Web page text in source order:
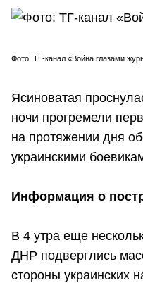
Фото: ТГ-канал «Война глазами
Ясиноватая
ночи прогремели
на протяжении дня
украинскими
Информация о
В 4 утра еще
ДНР подверглись
стороны украинских